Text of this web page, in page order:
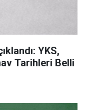
YKS,
Tarihleri Belli